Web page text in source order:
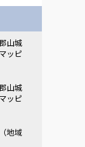
山城
ッピ
山城
ッピ
地域